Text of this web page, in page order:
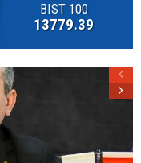
BIST 100
13779.39